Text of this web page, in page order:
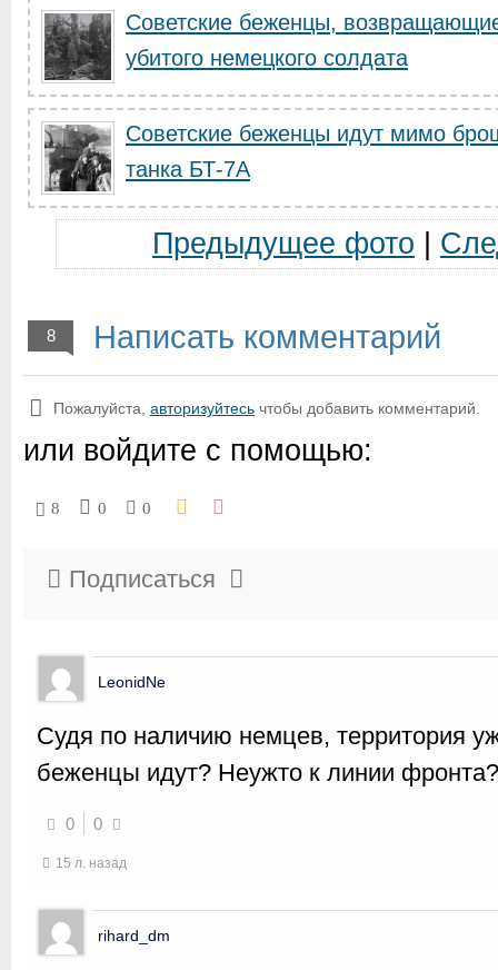
Советские беженцы,
убитого немецкого солдата
Советские беженцы идут мимо
танка БТ-7А
Предыдущее фото
8 Написать комментарий
Пожалуйста, авторизуйтесь чтобы добавить комментарий.
или войдите с помощью:
8 0 0
Подписаться
LeonidNe
Судя по наличию немцев, территория
беженцы идут? Неужто к линии фронта?
0 0
15 л. назад
rihard_dm